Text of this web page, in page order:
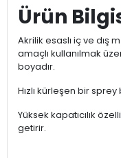
Ürün
Akrilik esaslı iç ve dış
amaçlı kullanılmak
boyadır.
Hızlı kürleşen bir
Yüksek kapatıcılık
getirir.